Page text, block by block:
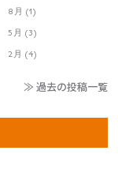
8月 (1)
5月 (3)
2月 (4)
≫ 過去の投稿一覧